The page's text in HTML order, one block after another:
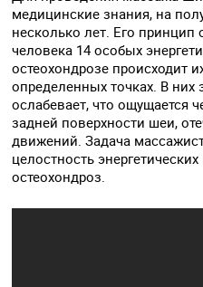
медицинские знания, на
несколько лет. Его
человека 14 особых
остеохондрозе происходит
определенных точках. В них
ослабевает, что ощущается
задней поверхности шеи,
движений. Задача
целостность
остеохондроз.